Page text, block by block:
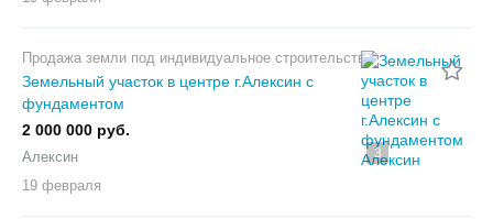
3
Продажа земли под индивидуальное строительство
Земельный участок в центре г.Алексин с
фундаментом
2 000 000 руб.
Алексин
19 февраля